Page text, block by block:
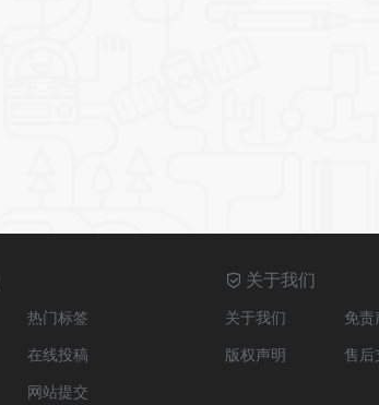
热门标签
在线投稿
网站提交
关于我们
关于我们
免责
版权声明
售后